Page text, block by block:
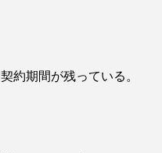
約期間が残っている。